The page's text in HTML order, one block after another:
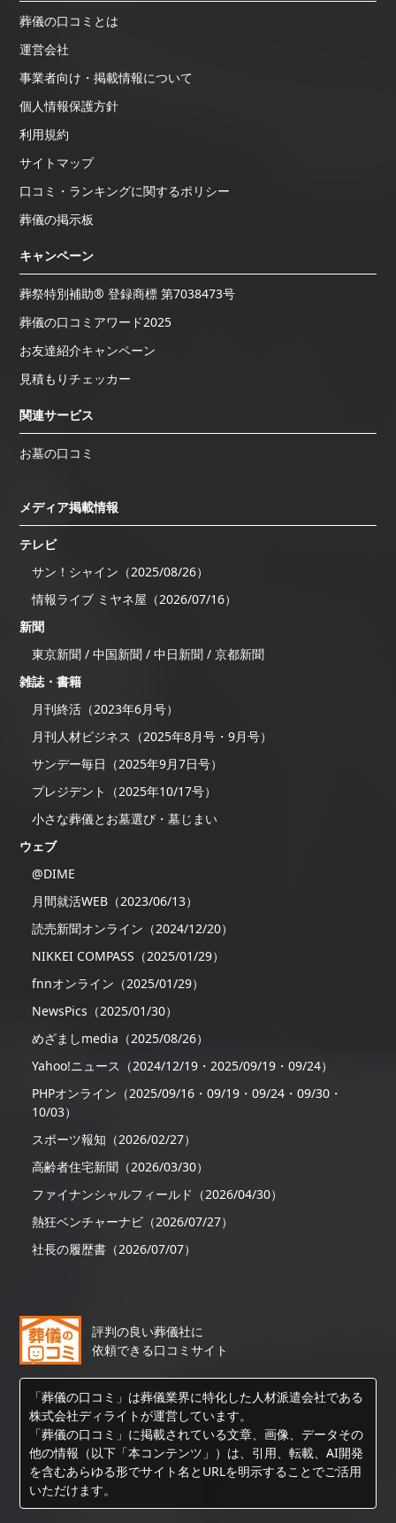
葬儀の口コミとは
運営会社
事業者向け・掲載情報について
個人情報保護方針
利用規約
サイトマップ
口コミ・ランキングに関するポリシー
葬儀の掲示板
キャンペーン
葬祭特別補助® 登録商標 第7038473号
葬儀の口コミアワード2025
お友達紹介キャンペーン
見積もりチェッカー
関連サービス
お墓の口コミ
メディア掲載情報
テレビ
サン！シャイン（2025/08/26）
情報ライブ ミヤネ屋（2026/07/16）
新聞
東京新聞 / 中国新聞 / 中日新聞 / 京都新聞
雑誌・書籍
月刊終活（2023年6月号）
月刊人材ビジネス（2025年8月号・9月号）
サンデー毎日（2025年9月7日号）
プレジデント（2025年10/17号）
小さな葬儀とお墓選び・墓じまい
ウェブ
@DIME
月間就活WEB（2023/06/13）
読売新聞オンライン（2024/12/20）
NIKKEI COMPASS（2025/01/29）
fnnオンライン（2025/01/29）
NewsPics（2025/01/30）
めざましmedia（2025/08/26）
Yahoo!ニュース（2024/12/19・2025/09/19・09/24）
PHPオンライン（2025/09/16・09/19・09/24・09/30・
10/03）
スポーツ報知（2026/02/27）
高齢者住宅新聞（2026/03/30）
ファイナンシャルフィールド（2026/04/30）
熱狂ベンチャーナビ（2026/07/27）
社長の履歴書（2026/07/07）
評判の良い葬儀社に
依頼できる口コミサイト
「葬儀の口コミ」は葬儀業界に特化した人材派遣会社である
株式会社ディライトが運営しています。
「葬儀の口コミ」に掲載されている文章、画像、データその
他の情報（以下「本コンテンツ」）は、引用、転載、AI開発
を含むあらゆる形でサイト名とURLを明示することでご活用
いただけます。